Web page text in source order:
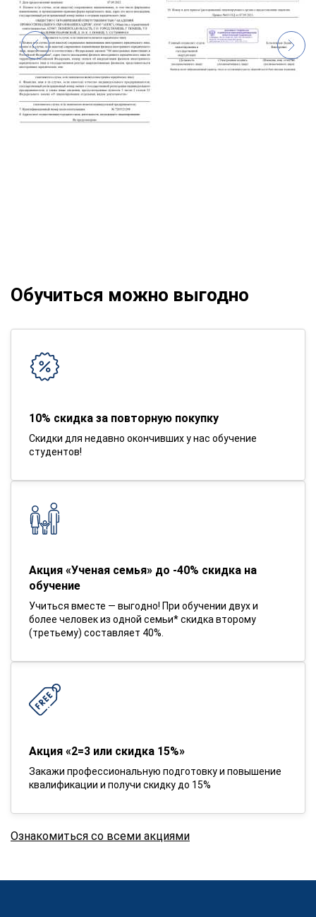
Обучиться можно выгодно
10% скидка за повторную покупку
Скидки для недавно окончивших у нас обучение
студентов!
Акция «Ученая семья» до -40% скидка на
обучение
Учиться вместе — выгодно! При обучении двух и
более человек из одной семьи* скидка второму
(третьему) составляет 40%.
Акция «2=3 или скидка 15%»
Закажи профессиональную подготовку и повышение
квалификации и получи скидку до 15%
Ознакомиться со всеми акциями